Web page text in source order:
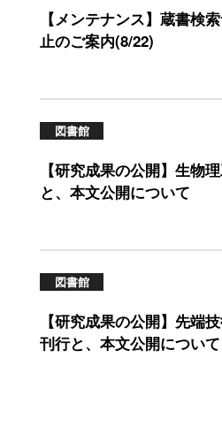
【メンテナンス】蔵書検
止のご案内(8/22)
図書館
【研究成果の公開】生物
と、本文公開について
図書館
【研究成果の公開】先端
刊行と、本文公開について